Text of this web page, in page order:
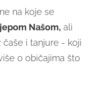
na koje se
Našom, ali
čaše i tanjure - koji
o običajima što